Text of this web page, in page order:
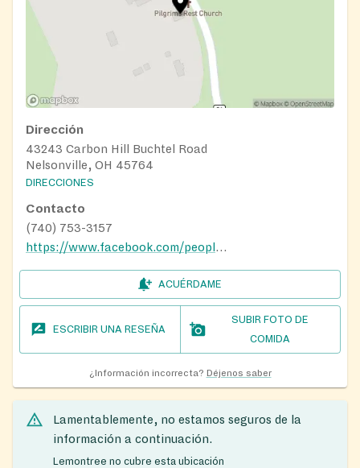
Dirección
43243 Carbon Hill Buchtel Road
Nelsonville, OH 45764
DIRECCIONES
Contacto
(740) 753-3157
https://www.facebook.com/people/Longstreth-Food-Pantry/100064517239361/
ACUÉRDAME
ESCRIBIR UNA RESEÑA
SUBIR FOTO DE
COMIDA
¿Información incorrecta? Déjenos saber
Lamentablemente, no estamos seguros de la
información a continuación.
Lemontree no cubre esta ubicación